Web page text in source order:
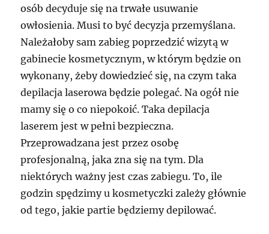
osób decyduje się na trwałe usuwanie
owłosienia. Musi to być decyzja przemyślana.
Należałoby sam zabieg poprzedzić wizytą w
gabinecie kosmetycznym, w którym będzie on
wykonany, żeby dowiedzieć się, na czym taka
depilacja laserowa będzie polegać. Na ogół nie
mamy się o co niepokoić. Taka depilacja
laserem jest w pełni bezpieczna.
Przeprowadzana jest przez osobę
profesjonalną, jaka zna się na tym. Dla
niektórych ważny jest czas zabiegu. To, ile
godzin spędzimy u kosmetyczki zależy głównie
od tego, jakie partie będziemy depilować.